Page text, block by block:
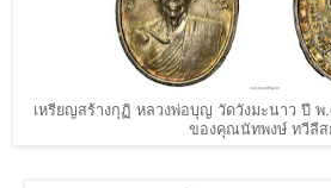
เหรียญสร้างกุฏิ หลวงพ่อบุญ วัดวังมะนาว ปี
ของคุณนัทพงษ์ ทวีลีส